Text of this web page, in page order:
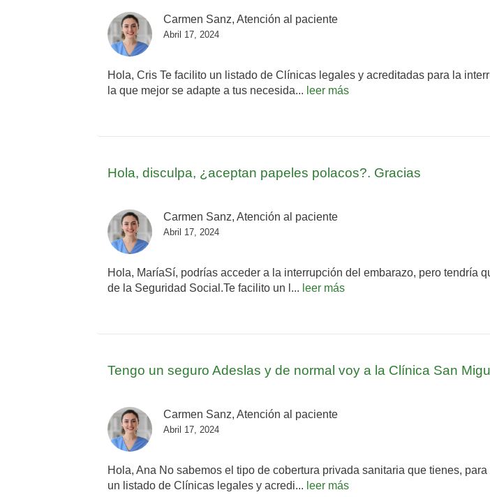
Carmen Sanz, Atención al paciente
Abril 17, 2024
Hola, Cris Te facilito un listado de Clínicas legales y acreditadas para la
la que mejor se adapte a tus necesida... leer más
Hola, disculpa, ¿aceptan papeles polacos?. Gracias
Carmen Sanz, Atención al paciente
Abril 17, 2024
Hola, MaríaSí, podrías acceder a la interrupción del embarazo, pero tendría
de la Seguridad Social.Te facilito un l... leer más
Tengo un seguro Adeslas y de normal voy a la Clínica San
Carmen Sanz, Atención al paciente
Abril 17, 2024
Hola, Ana No sabemos el tipo de cobertura privada sanitaria que tienes,
un listado de Clínicas legales y acredi... leer más